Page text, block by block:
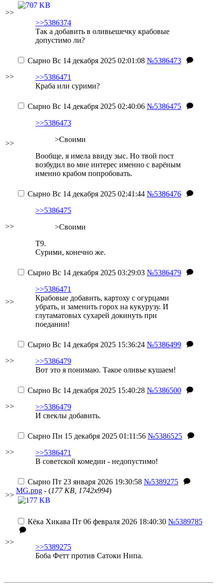
>>
>>5386374
Так а добавить в оливьешечку крабовые
допустимо ли?
>>
Сырно Вс 14 декабря 2025 02:01:08 №5386473
>>5386471
Краба или сурими?
>>
Сырно Вс 14 декабря 2025 02:40:06 №5386475
>>5386473
>Своими
Вообще, я имела ввиду зыс. Но твой пост
возбудил во мне интерес именно с варёным
именно крабом попробовать.
>>
Сырно Вс 14 декабря 2025 02:41:44 №5386476
>>5386475
>Своими
Т9.
Сурими, конечно же.
>>
Сырно Вс 14 декабря 2025 03:29:03 №5386479
>>5386471
Крабовые добавить, картоху с огурцами
убрать, и заменить горох на кукурузу. И
глутаматовых сухарей докинуть при
поедании!
>>
Сырно Вс 14 декабря 2025 15:36:24 №5386499
>>5386479
Вот это я понимаю. Такое оливье кушаем!
>>
Сырно Вс 14 декабря 2025 15:40:28 №5386500
>>5386479
И свеклы добавить.
>>
Сырно Пн 15 декабря 2025 01:11:56 №5386525
>>5386471
В советской комедии - недопустимо!
>>
Сырно Пт 23 января 2026 19:30:58 №5389275
MG.png - (177 KB, 1742x994)
>>
Кёка Хикава Пт 06 февраля 2026 18:40:30 №5389785
>>5389275
Боба Фетт против Сатоки Нипа.